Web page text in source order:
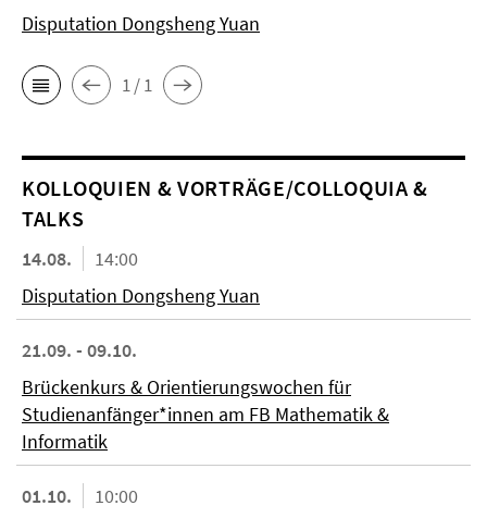
Disputation Dongsheng Yuan
1 / 1
KOL­LO­QUIEN & VORTRÄGE/COLLOQUIA &
TALKS
14.08.
14:00
Disputation Dongsheng Yuan
21.09. - 09.10.
Brückenkurs & Orientierungswochen für
Studienanfänger*innen am FB Mathematik &
Informatik
01.10.
10:00